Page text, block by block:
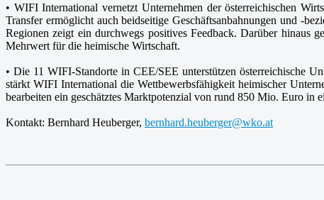
• WIFI International vernetzt Unternehmen der österreichischen
Transfer ermöglicht auch beidseitige Geschäftsanbahnungen und -
Regionen zeigt ein durchwegs positives Feedback. Darüber hinaus
Mehrwert für die heimische Wirtschaft.
• Die 11 WIFI-Standorte in CEE/SEE unterstützen österreichische
stärkt WIFI International die Wettbewerbsfähigkeit heimischer
bearbeiten ein geschätztes Marktpotenzial von rund 850 Mio. Euro in
Kontakt: Bernhard Heuberger, bernhard.heuberger@wko.at